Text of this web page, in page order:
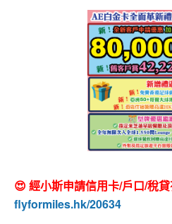
😍 經小斯申請信用卡/戶口/稅
flyformiles.hk/20634